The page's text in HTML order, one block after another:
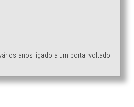
anos ligado a um portal voltado